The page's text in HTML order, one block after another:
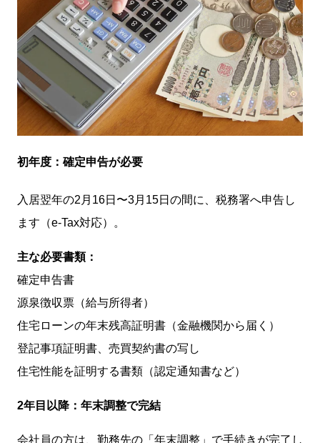
初年度：確定申告が必要
入居翌年の2月16日〜3月15日の間に、税務署へ申告し
ます（e-Tax対応）。
主な必要書類：
確定申告書
源泉徴収票（給与所得者）
住宅ローンの年末残高証明書（金融機関から届く）
登記事項証明書、売買契約書の写し
住宅性能を証明する書類（認定通知書など）
2年目以降：年末調整で完結
会社員の方は、勤務先の「年末調整」で手続きが完了し